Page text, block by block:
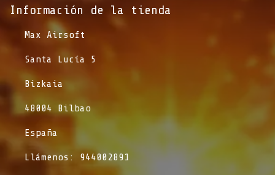
Información de la tienda​
​Max Airsoft
​Santa Lucía 5
​Bizkaia
​48004 Bilbao
​España
​Llámenos: 944002891